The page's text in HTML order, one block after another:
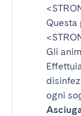
Questa
Gli
ogni